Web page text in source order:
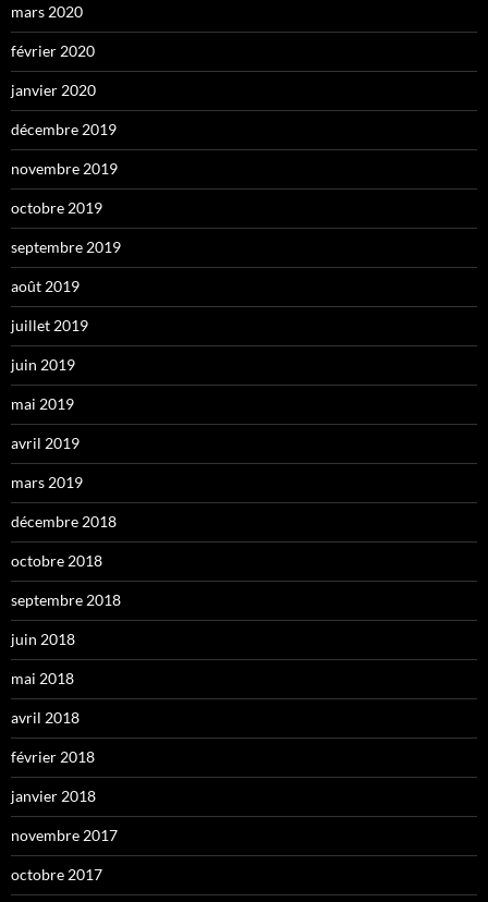
mars 2020
février 2020
janvier 2020
décembre 2019
novembre 2019
octobre 2019
septembre 2019
août 2019
juillet 2019
juin 2019
mai 2019
avril 2019
mars 2019
décembre 2018
octobre 2018
septembre 2018
juin 2018
mai 2018
avril 2018
février 2018
janvier 2018
novembre 2017
octobre 2017